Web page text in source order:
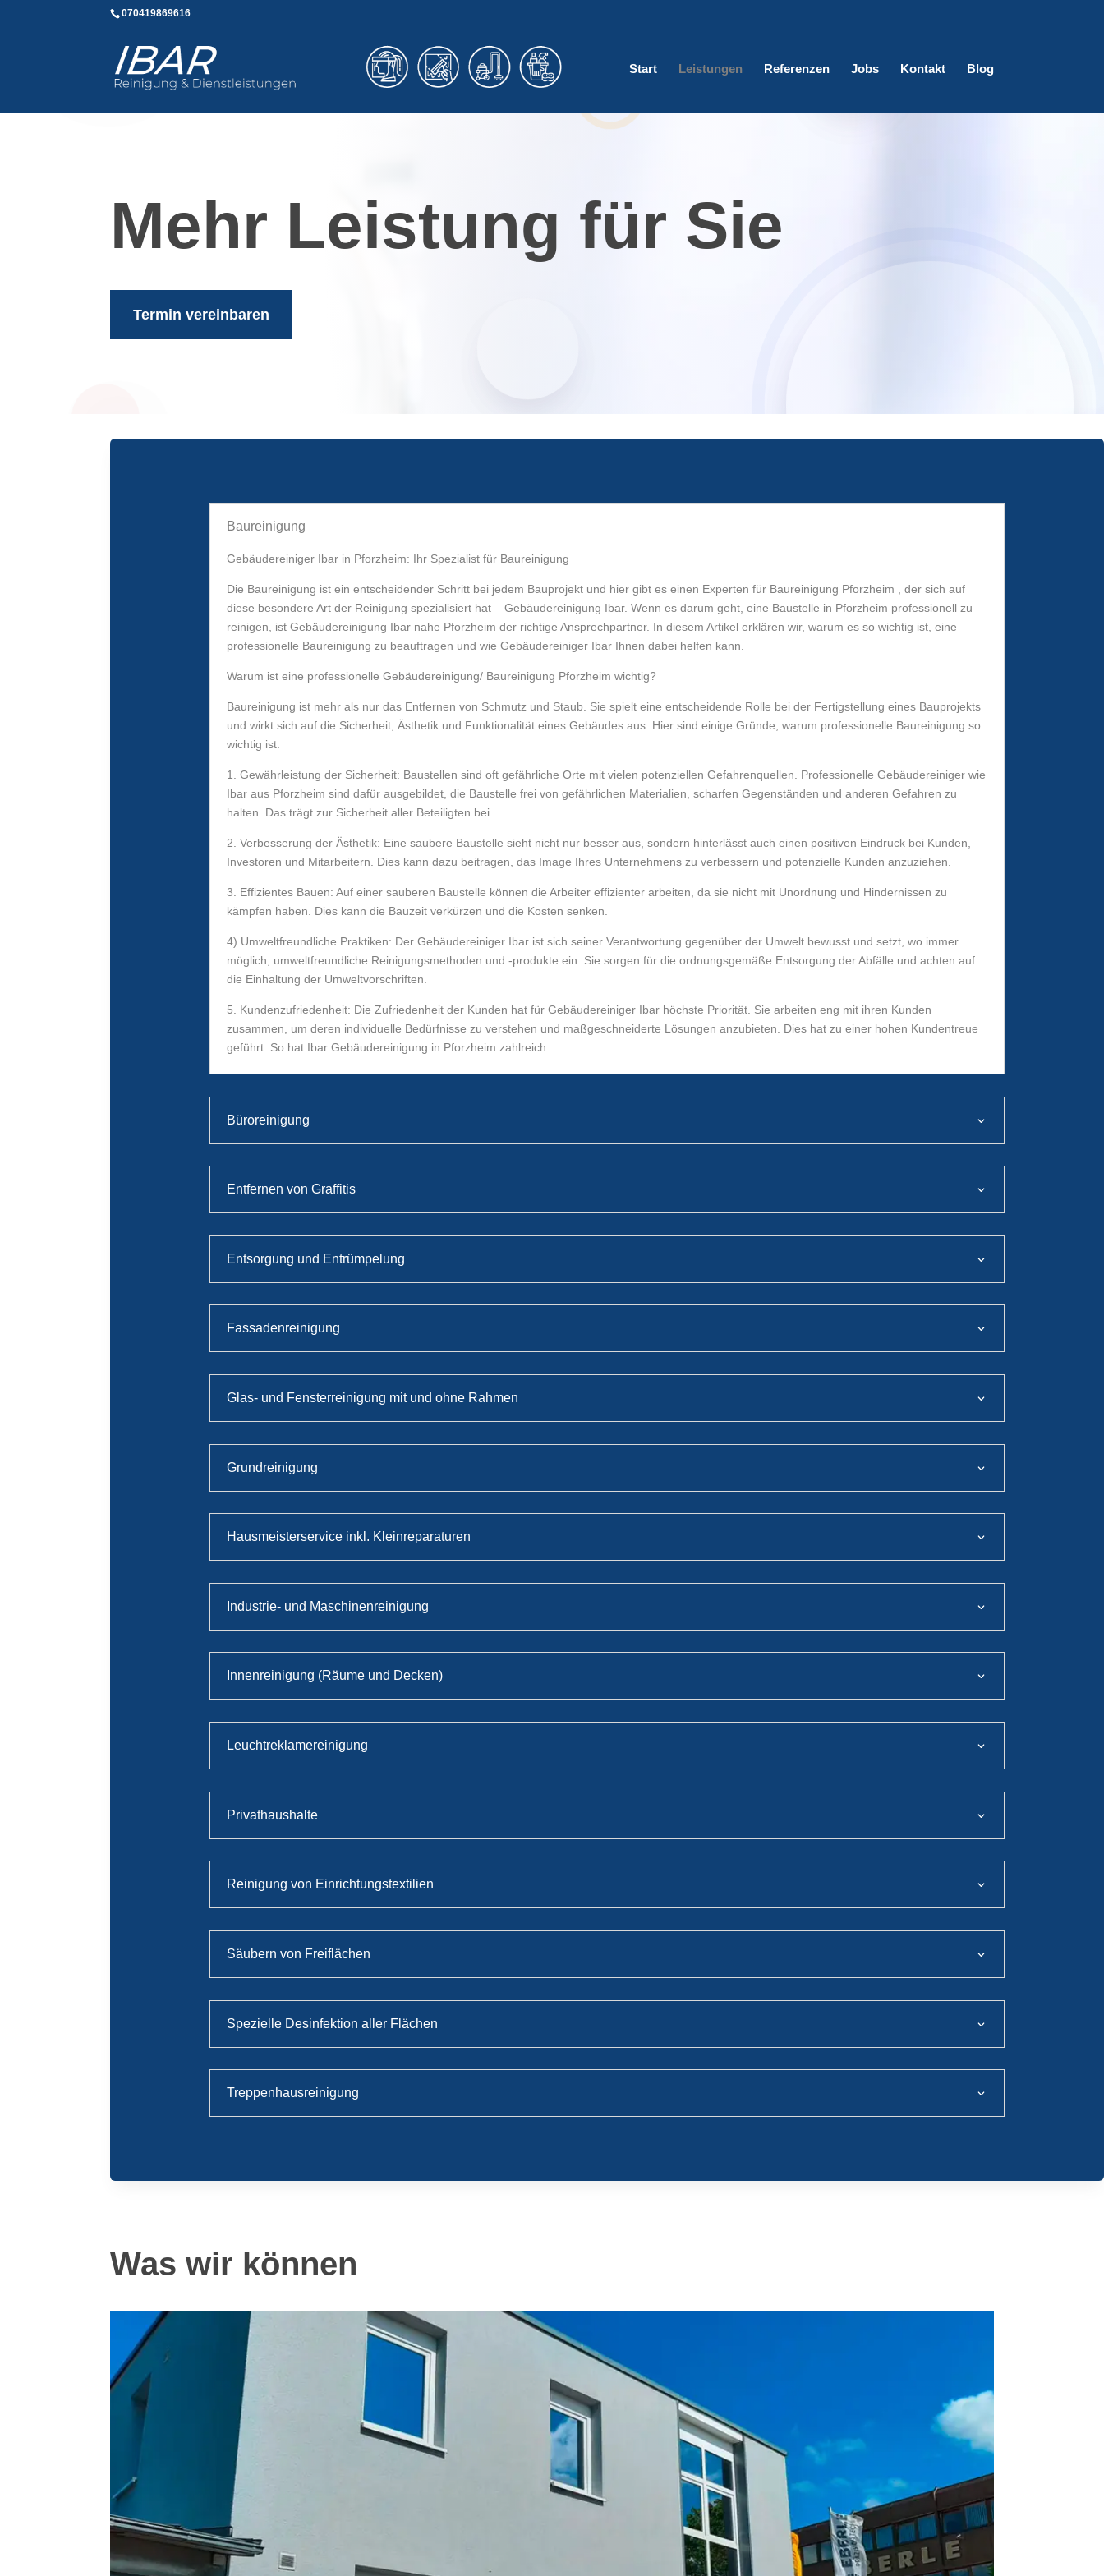
070419869616
Start Leistungen Referenzen Jobs Kontakt Blog
Mehr Leistung für Sie
Termin vereinbaren
Baureinigung
Gebäudereiniger Ibar in Pforzheim: Ihr Spezialist für Baureinigung
Die Baureinigung ist ein entscheidender Schritt bei jedem Bauprojekt und hier gibt es einen Experten für Baureinigung Pforzheim , der sich auf
diese besondere Art der Reinigung spezialisiert hat – Gebäudereinigung Ibar. Wenn es darum geht, eine Baustelle in Pforzheim professionell zu
reinigen, ist Gebäudereinigung Ibar nahe Pforzheim der richtige Ansprechpartner. In diesem Artikel erklären wir, warum es so wichtig ist, eine
professionelle Baureinigung zu beauftragen und wie Gebäudereiniger Ibar Ihnen dabei helfen kann.
Warum ist eine professionelle Gebäudereinigung/ Baureinigung Pforzheim wichtig?
Baureinigung ist mehr als nur das Entfernen von Schmutz und Staub. Sie spielt eine entscheidende Rolle bei der Fertigstellung eines Bauprojekts
und wirkt sich auf die Sicherheit, Ästhetik und Funktionalität eines Gebäudes aus. Hier sind einige Gründe, warum professionelle Baureinigung so
wichtig ist:
1. Gewährleistung der Sicherheit: Baustellen sind oft gefährliche Orte mit vielen potenziellen Gefahrenquellen. Professionelle Gebäudereiniger wie
Ibar aus Pforzheim sind dafür ausgebildet, die Baustelle frei von gefährlichen Materialien, scharfen Gegenständen und anderen Gefahren zu
halten. Das trägt zur Sicherheit aller Beteiligten bei.
2. Verbesserung der Ästhetik: Eine saubere Baustelle sieht nicht nur besser aus, sondern hinterlässt auch einen positiven Eindruck bei Kunden,
Investoren und Mitarbeitern. Dies kann dazu beitragen, das Image Ihres Unternehmens zu verbessern und potenzielle Kunden anzuziehen.
3. Effizientes Bauen: Auf einer sauberen Baustelle können die Arbeiter effizienter arbeiten, da sie nicht mit Unordnung und Hindernissen zu
kämpfen haben. Dies kann die Bauzeit verkürzen und die Kosten senken.
4) Umweltfreundliche Praktiken: Der Gebäudereiniger Ibar ist sich seiner Verantwortung gegenüber der Umwelt bewusst und setzt, wo immer
möglich, umweltfreundliche Reinigungsmethoden und -produkte ein. Sie sorgen für die ordnungsgemäße Entsorgung der Abfälle und achten auf
die Einhaltung der Umweltvorschriften.
5. Kundenzufriedenheit: Die Zufriedenheit der Kunden hat für Gebäudereiniger Ibar höchste Priorität. Sie arbeiten eng mit ihren Kunden
zusammen, um deren individuelle Bedürfnisse zu verstehen und maßgeschneiderte Lösungen anzubieten. Dies hat zu einer hohen Kundentreue
geführt. So hat Ibar Gebäudereinigung in Pforzheim zahlreich
Büroreinigung
Entfernen von Graffitis
Entsorgung und Entrümpelung
Fassadenreinigung
Glas- und Fensterreinigung mit und ohne Rahmen
Grundreinigung
Hausmeisterservice inkl. Kleinreparaturen
Industrie- und Maschinenreinigung
Innenreinigung (Räume und Decken)
Leuchtreklamereinigung
Privathaushalte
Reinigung von Einrichtungstextilien
Säubern von Freiflächen
Spezielle Desinfektion aller Flächen
Treppenhausreinigung
Was wir können